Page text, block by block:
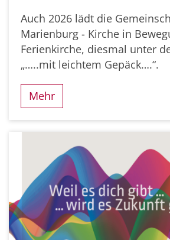
Auch 2026 lädt die
Marienburg - Kirche in
Ferienkirche, diesmal unter
„…..mit leichtem Gepäck….“.
Mehr